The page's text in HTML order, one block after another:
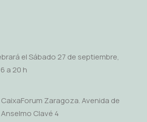
el Sábado 27 de septiembre,
a 20 h
CaixaForum Zaragoza. Avenida de
Anselmo Clavé 4